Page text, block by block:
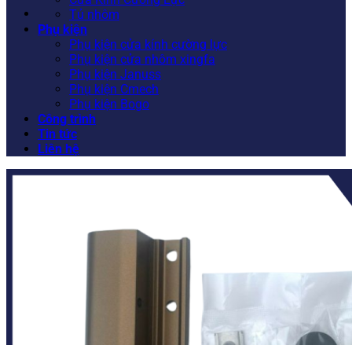
Tủ nhôm
Phụ kiện
Phụ kiện cửa kính cường lực
Phụ kiện cửa nhôm xingfa
Phụ kiện Januss
Phụ kiện Cmech
Phụ kiện Bogo
Công trình
Tin tức
Liên hệ